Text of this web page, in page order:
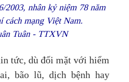
2003, nhân kỷ niệm 78 năm
cách mạng Việt Nam.
Tuân - TTXVN
tức, dù đối mặt với hiểm
bão lũ, dịch bệnh hay